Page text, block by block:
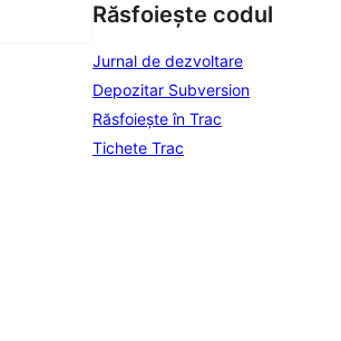
Răsfoiește codul
Jurnal de dezvoltare
Depozitar Subversion
Răsfoiește în Trac
Tichete Trac